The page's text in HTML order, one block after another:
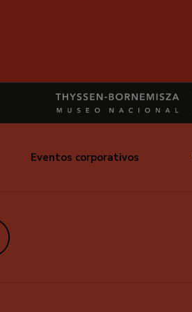
Eventos corporativos